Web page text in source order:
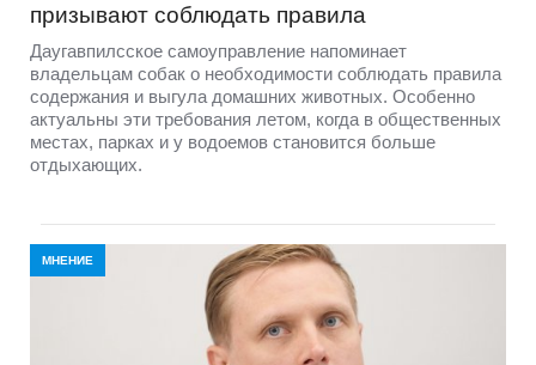
призывают соблюдать правила
Даугавпилсское самоуправление напоминает
владельцам собак о необходимости соблюдать правила
содержания и выгула домашних животных. Особенно
актуальны эти требования летом, когда в общественных
местах, парках и у водоемов становится больше
отдыхающих.
МНЕНИЕ